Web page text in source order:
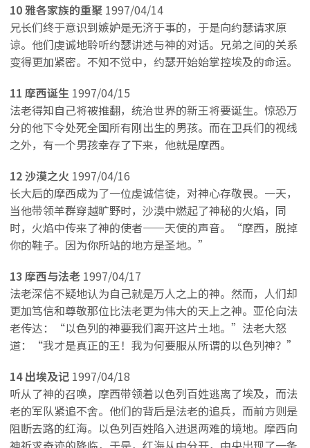
10 雅各家族的重聚 1997/04/14
兄长们终于意识到嫉妒是无济于事的，于是向约瑟请求原
谅。他们虔诚地聆听约瑟讲述与神的对话。兄弟之间的关系
变得更加紧密。不知不觉中，约瑟开始始掌控埃及的命运。
11 摩西诞生 1997/04/15
法老得知自己将被推翻，统治世界的新王将要诞生。惊恐万
分的他下令处死全国所有刚出生的男孩。而在卫兵们的视线
之外，有一个男孩幸存了下来，他就是摩西。
12 沙漠之火 1997/04/16
长大后的摩西成为了一位虔诚信徒，对神心存敬畏。一天，
当他带领羊群穿越旷野时，沙漠中燃起了神秘的火焰，同
时，火焰中传来了神的使者——天使的声音。“摩西，脱掉
你的鞋子。因为你所站的地方是圣地。”
13 摩西与法老 1997/04/17
法老深信不疑地认为自己就是万人之上的神。然而，人们却
更加笃信和尊敬那位比法老更为伟大的天上之神。亚伦向法
老传达：“以色列的神要我们离开这片土地。”法老大怒
道：“我才是真正的王！我为何要服从所谓的以色列神？”
14 出埃及记 1997/04/18
听从了神的召唤，摩西带领着以色列百姓逃离了埃及，而法
老的军队紧追不舍。他们的背后是法老的追兵，而前方则是
阻断去路的红海。以色列百姓陷入进退两难的境地。摩西向